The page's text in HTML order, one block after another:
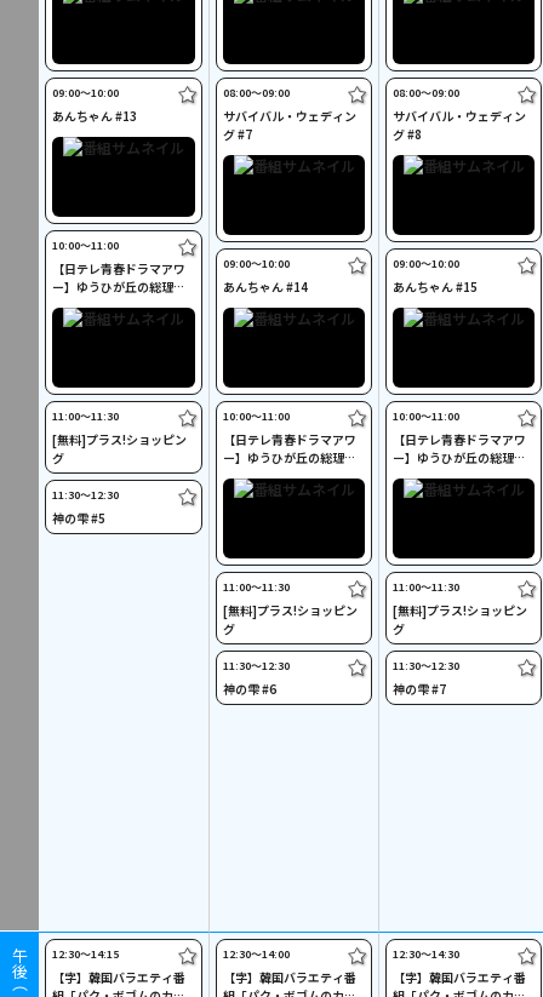
午後（
09:00〜10:00
あんちゃん #13
10:00〜11:00
【日テレ青春ドラマアワ
ー】ゆうひが丘の総理大
臣 #37
11:00〜11:30
[無料]プラス!ショッピン
グ
11:30〜12:30
神の雫 #5
08:00〜09:00
サバイバル・ウェディン
グ #7
09:00〜10:00
あんちゃん #14
10:00〜11:00
【日テレ青春ドラマアワ
ー】ゆうひが丘の総理大
臣 #38
11:00〜11:30
[無料]プラス!ショッピン
グ
11:30〜12:30
神の雫 #6
08:00〜09:00
サバイバル・ウェディン
グ #8
09:00〜10:00
あんちゃん #15
10:00〜11:00
【日テレ青春ドラマアワ
ー】ゆうひが丘の総理大
臣 #39
11:00〜11:30
[無料]プラス!ショッピン
グ
11:30〜12:30
神の雫 #7
12:30〜14:15
【字】韓国バラエティ番
12:30〜14:00
【字】韓国バラエティ番
12:30〜14:30
【字】韓国バラエティ番